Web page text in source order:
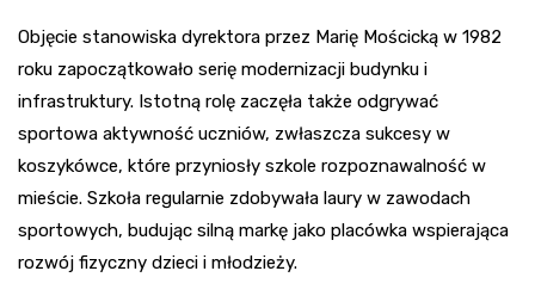
Objęcie stanowiska dyrektora przez Marię Mościcką w 1982
roku zapoczątkowało serię modernizacji budynku i
infrastruktury. Istotną rolę zaczęła także odgrywać
sportowa aktywność uczniów, zwłaszcza sukcesy w
koszykówce, które przyniosły szkole rozpoznawalność w
mieście. Szkoła regularnie zdobywała laury w zawodach
sportowych, budując silną markę jako placówka wspierająca
rozwój fizyczny dzieci i młodzieży.